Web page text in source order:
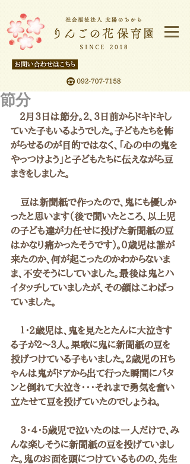
節分
２月３日は節分。２、３日前からドキドキし
ていた子もいるようでした。子どもたちを怖
がらせるのが目的ではなく、「心の中の鬼を
やっつけよう」と子どもたちに伝えながら豆
まきをしました。
豆は新聞紙で作ったので、鬼にも優しか
ったと思います（後で聞いたところ、以上児
の子ども達が力任せに投げた新聞紙の豆
はかなり痛かったそうです）。０歳児は誰が
来たのか、何が起こったのかわからないま
ま、不安そうにしていました。最後は鬼とハ
イタッチしていましたが、その顔はこわばっ
ていました。
１・２歳児は、鬼を見たとたんに大泣きす
る子が２～３人。果敢に鬼に新聞紙の豆を
投げつけている子もいました。２歳児のHち
ゃんは鬼がドアから出て行った瞬間にバタ
ンと倒れて大泣き・・・それまで勇気を奮い
立たせて豆を投げていたのでしょうね。
３・４・５歳児で泣いたのは一人だけで、み
んな楽しそうに新聞紙の豆を投げていまし
た。鬼のお面を頭につけているものの、先生